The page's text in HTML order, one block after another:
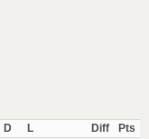
D L Diff
Pts